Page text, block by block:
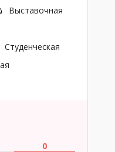
Выставочная
Студенческая
0